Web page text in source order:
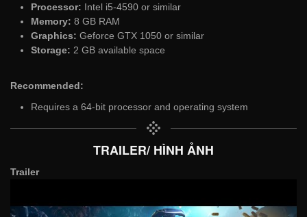
Processor: Intel i5-4590 or similar
Memory: 8 GB RAM
Graphics: Geforce GTX 1050 or similar
Storage: 2 GB available space
Recommended:
Requires a 64-bit processor and operating system
TRAILER/ HÌNH ẢNH
Trailer